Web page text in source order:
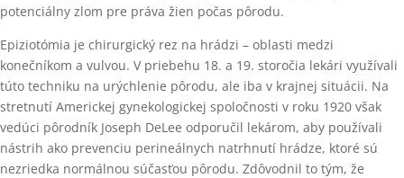
potenciálny zlom pre práva žien počas pôrodu.
Epiziotómia je chirurgický rez na hrádzi – oblasti medzi
konečníkom a vulvou. V priebehu 18. a 19. storočia lekári využívali
túto techniku na urýchlenie pôrodu, ale iba v krajnej situácii. Na
stretnutí Americkej gynekologickej spoločnosti v roku 1920 však
vedúci pôrodník Joseph DeLee odporučil lekárom, aby používali
nástrih ako prevenciu perineálnych natrhnutí hrádze, ktoré sú
nezriedka normálnou súčasťou pôrodu. Zdôvodnil to tým, že